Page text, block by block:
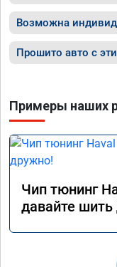
Возможна
Прошито авто с
Примеры наших
Чип тюнинг
давайте